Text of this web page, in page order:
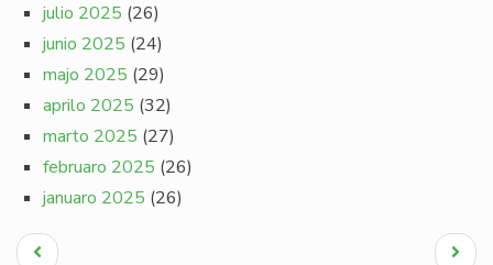
julio 2025 (26)
junio 2025 (24)
majo 2025 (29)
aprilo 2025 (32)
marto 2025 (27)
februaro 2025 (26)
januaro 2025 (26)
Pagination
Antaŭa
Next